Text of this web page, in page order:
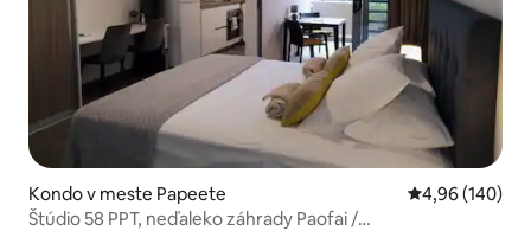
Kondo v meste Papeete Priemerné
4,96 (140)
Štúdio 58 PPT, neďaleko záhrady Paofai /